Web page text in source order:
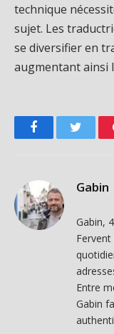
technique
sujet. Les
se diversifier en
augmentant ainsi
FacebookTwitter
Gabin
Gabin,
Entre
Gabin